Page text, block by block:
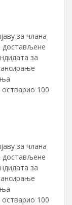
за члана
достављене
за
остварио 100
за члана
достављене
за
остварио 100